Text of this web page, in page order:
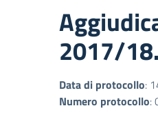
2017/18.
Data di protocollo:
Numero protocollo: